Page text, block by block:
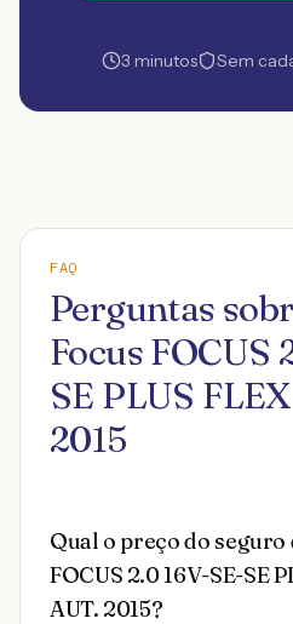
3 minutos Sem
FAQ
Perguntas
Focus FOCUS
SE PLUS
2015
Qual o preço do seguro
FOCUS 2.0 16V-SE-SE
AUT. 2015?